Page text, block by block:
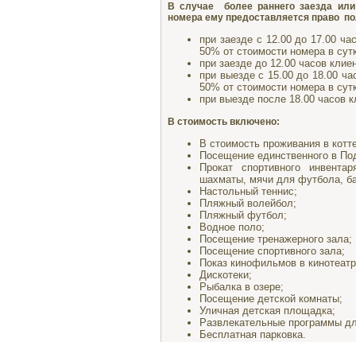
В случае более раннего заезда
номера ему предоставляется право
при заезде с 12.00 до 17.00
50% от стоимости номера в
при заезде до 12.00 часов
при выезде с 15.00 до 18.00
50% от стоимости номера в
при выезде после 18.00 часов
В стоимость включено:
В стоимость проживания в
Посещение единственного в
Прокат спортивного
шахматы, мячи для футбола,
Настольный теннис;
Пляжный волейбол;
Пляжный футбол;
Водное поло;
Посещение тренажерного зала;
Посещение спортивного зала;
Показ кинофильмов в
Дискотеки;
Рыбалка в озере;
Посещение детской комнаты;
Уличная детская площадка;
Развлекательные программы
Бесплатная парковка.